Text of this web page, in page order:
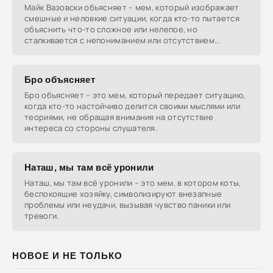
НОВОЕ И НЕ ТОЛЬКО
Майк Вазовски объясняет – мем, который изображает
смешные и неловкие ситуации, когда кто-то пытается
объяснить что-то сложное или нелепое, но
сталкивается с непониманием или отсутствием
Бро объясняет
Бро объясняет – это мем, который передает ситуацию,
когда кто-то настойчиво делится своими мыслями или
теориями, не обращая внимания на отсутствие
интереса со стороны слушателя.
Наташ, мы там всё уронили
Наташ, мы там всё уронили – это мем, в котором коты,
беспокоящие хозяйку, символизируют внезапные
проблемы или неудачи, вызывая чувство паники или
тревоги.